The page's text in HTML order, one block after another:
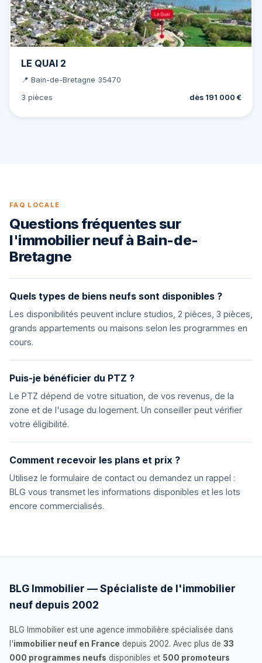
LE QUAI 2
📍 Bain-de-Bretagne 35470
3 pièces
dès 191 000 €
FAQ LOCALE
Questions fréquentes sur
l'immobilier neuf à Bain-de-
Bretagne
Quels types de biens neufs sont disponibles ?
Les disponibilités peuvent inclure studios, 2 pièces, 3 pièces,
grands appartements ou maisons selon les programmes en
cours.
Puis-je bénéficier du PTZ ?
Le PTZ dépend de votre situation, de vos revenus, de la
zone et de l'usage du logement. Un conseiller peut vérifier
votre éligibilité.
Comment recevoir les plans et prix ?
Utilisez le formulaire de contact ou demandez un rappel :
BLG vous transmet les informations disponibles et les lots
encore commercialisés.
BLG Immobilier — Spécialiste de l'immobilier
neuf depuis 2002
BLG Immobilier est une agence immobilière spécialisée dans
l'immobilier neuf en France depuis 2002. Avec plus de 33
000 programmes neufs disponibles et 500 promoteurs